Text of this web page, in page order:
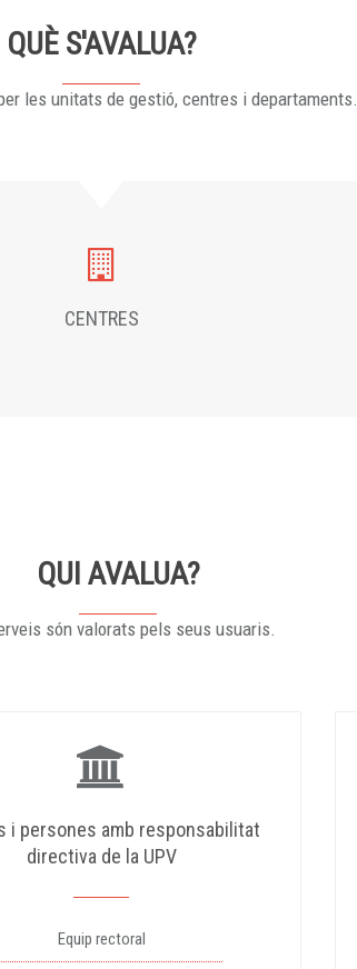
QUÈ S'AVALUA?
les unitats de gestió, centres i departaments.
CENTRES
QUI AVALUA?
són valorats pels seus usuaris.
i persones amb responsabilitat
directiva de la UPV
Equip rectoral